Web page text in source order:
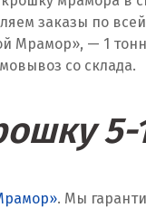
заказы по всей
Мрамор», — 1
со склада.
5-
. Мы